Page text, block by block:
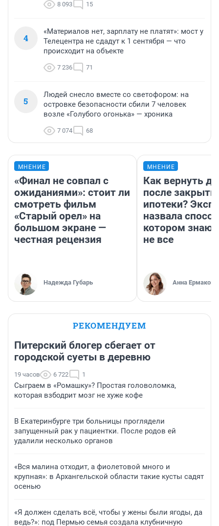
8 093 15
4
«Материалов нет, зарплату не платят»: мост у
Телецентра не сдадут к 1 сентября — что
происходит на объекте
7 236 71
5
Людей снесло вместе со светофором: на
островке безопасности сбили 7 человек
возле «Голубого огонька» — хроника
7 074 68
МНЕНИЕ
«Финал не совпал с
ожиданиями»: стоит ли
смотреть фильм
«Старый орел» на
большом экране —
честная рецензия
Надежда Губарь
МНЕНИЕ
Как вернуть
после
ипотеки?
назвала
котором
не все
Анна Ермакова
РЕКОМЕНДУЕМ
Питерский блогер сбегает от
городской суеты в деревню
19 часов 6 722 1
Сыграем в «Ромашку»? Простая головоломка,
которая взбодрит мозг не хуже кофе
В Екатеринбурге три больницы проглядели
запущенный рак у пациентки. После родов ей
удалили несколько органов
«Вся малина отходит, а фиолетовой много и
крупная»: в Архангельской области такие кусты садят
осенью
«Я должен сделать всё, чтобы у жены были ягоды, да
ведь?»: под Пермью семья создала клубничную